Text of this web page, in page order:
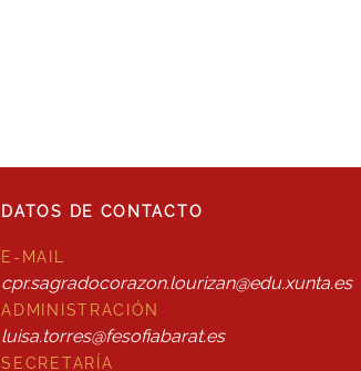
DATOS DE CONTACTO
E-MAIL
cpr.sagradocorazon.lourizan@edu.xunta.es
ADMINISTRACIÓN
luisa.torres@fesofiabarat.es
SECRETARÍA